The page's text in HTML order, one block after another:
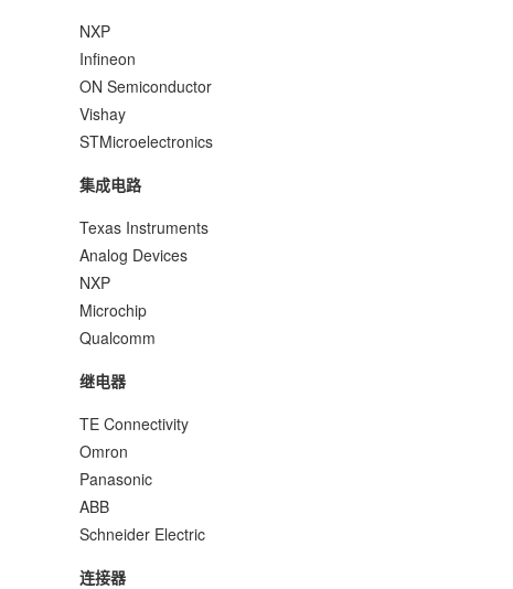
NXP
Infineon
ON Semiconductor
Vishay
STMicroelectronics
集成电路
Texas Instruments
Analog Devices
NXP
Microchip
Qualcomm
继电器
TE Connectivity
Omron
Panasonic
ABB
Schneider Electric
连接器